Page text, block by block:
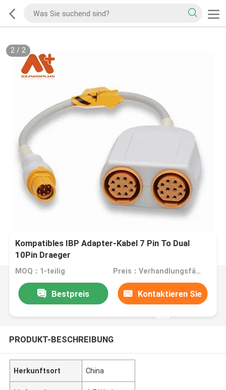
2/ 2
Kompatibles IBP Adapter-Kabel 7 Pin To Dual
10Pin Draeger
MOQ：1-teilig Preis：Verhandlungsfähig
Bestpreis Kontaktieren Sie
uns
PRODUKT-BESCHREIBUNG
Herkunftsort China